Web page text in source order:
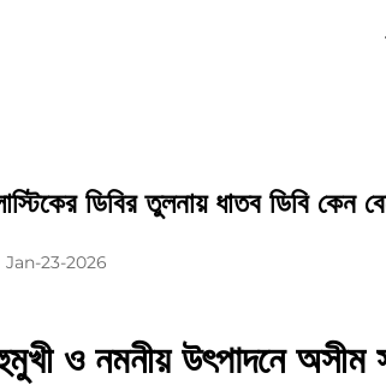
ডিবির তুলনায় ধাতব ডিবি কেন
Jan-23-2026
ও নমনীয় উৎপাদনে অসীম